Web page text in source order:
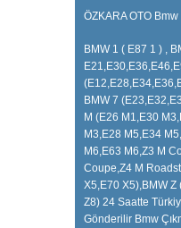
ÖZKARA OTO
BMW 1 ( E87 1 ) ,
BMW 7
M (E26 M1,E30
M3,E28 M5,E34
M6,E63 M6,Z3 M
Coupe,Z4 M
X5,E70 X5),BMW Z
Z8) 24 Saatte
Gönderilir Bmw